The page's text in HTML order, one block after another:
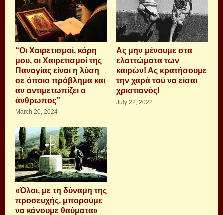
“Οι Χαιρετισμοί, κόρη
μου, οι Χαιρετισμοί της
Παναγίας είναι η λύση
σε όποιο πρόβλημα και
αν αντιμετωπίζει ο
άνθρωπος”
March 20, 2024
Ας μην μένουμε στα
ελαττώματα των
καιρών! Ας κρατήσουμε
την χαρά τού να είσαι
χριστιανός!
July 22, 2022
«Όλοι, με τη δύναμη της
προσευχής, μπορούμε
να κάνουμε θαύματα»